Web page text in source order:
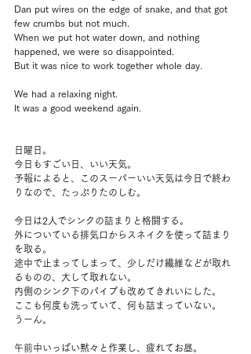
Dan put wires on the edge of snake, and that got
few crumbs but not much.
When we put hot water down, and nothing
happened, we were so disappointed.
But it was nice to work together whole day.
We had a relaxing night.
It was a good weekend again.
日曜日。
今日もすごい日、いい天気。
予報によると、このスーパーいい天気は今日で終わ
りなので、たっぷりたのしむ。
今日は2人でシンクの詰まりと格闘する。
外についている排気口からスネイクを使って詰まり
を取る。
途中で止まってしまって、少しだけ繊維などが取れ
るものの、大して取れない。
内側のシンク下のパイプも改めてきれいにした。
ここも何度も洗っていて、何も詰まっていない。
うーん。
午前中いっぱい黙々と作業し、疲れてお昼。